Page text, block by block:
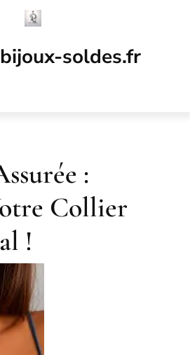
soldes.fr
:
Collier
!